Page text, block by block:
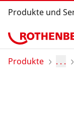
Produkte und
Produkte
Produkte . . .